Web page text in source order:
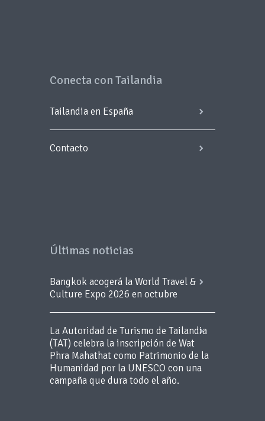
Conecta con Tailandia
Tailandia en España
Contacto
Últimas noticias
Bangkok acogerá la World Travel &
Culture Expo 2026 en octubre
La Autoridad de Turismo de Tailandia
(TAT) celebra la inscripción de Wat
Phra Mahathat como Patrimonio de la
Humanidad por la UNESCO con una
campaña que dura todo el año.